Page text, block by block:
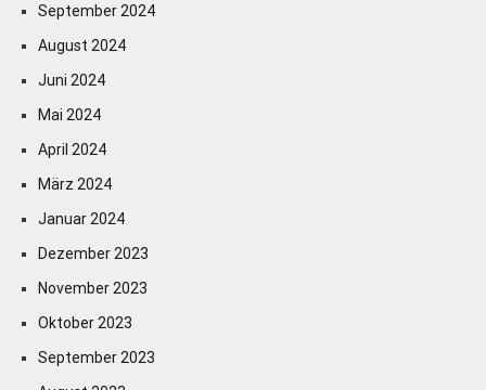
September 2024
August 2024
Juni 2024
Mai 2024
April 2024
März 2024
Januar 2024
Dezember 2023
November 2023
Oktober 2023
September 2023